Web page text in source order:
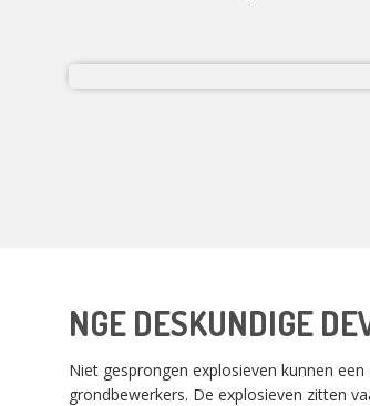
NGE DESKUNDIGE
Niet gesprongen explosieven kunnen
grondbewerkers. De explosieven zitten